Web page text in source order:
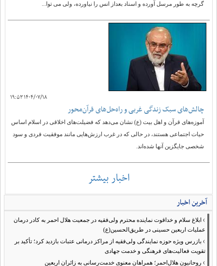
گرچه به طور مرسل آورده و اسناد بعداز انس را نیاورده، ولی می توا...
۱۴۰۴/۰۷/۱۸ ۱۹:۵۳
چالش‌های سبک زندگی غربی و راه‌حل‌های قرآن‌محور
آموزه‌های قرآن و اهل بیت (ع) نشان می‌دهد که فضیلت‌های اخلاقی در اسلام اساس
حیات اجتماعی هستند، در حالی که در غرب ارزش‌هایی مانند موفقیت فردی و سود
شخصی جایگزین آنها شده‌اند.
اخبار بیشتر
آخرین اخبار
› ابلاغ سلام و خداقوت نماینده محترم ولی‌فقیه در جمعیت هلال احمر به کادر درمان
عملیات اربعین حسینی در طریق‌الحسین(ع)
› بازرس ویژه حوزه نمایندگی ولی‌فقیه از مراکز درمانی عتبات بازدید کرد؛ تأکید بر
تقویت فعالیت‌های فرهنگی و خدمت جهادی
› روحانیون هلال‌احمر؛ همراهان معنوی خدمت‌رسانی به زائران اربعین